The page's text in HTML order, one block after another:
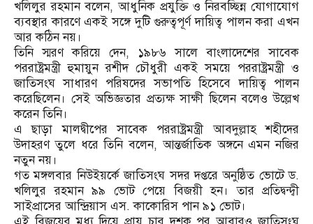
খলিলুর রহমান বলেন, আধুনিক প্রযুক্তি ও নিরবচ্ছিন্ন যোগাযোগ
ব্যবস্থার কারণে একই সঙ্গে দুটি গুরুত্বপূর্ণ দায়িত্ব পালন করা এখন
আর কঠিন নয়।
তিনি স্মরণ করিয়ে দেন, ১৯৮৬ সালে বাংলাদেশের সাবেক
পররাষ্ট্রমন্ত্রী হুমায়ুন রশীদ চৌধুরী একই সময়ে পররাষ্ট্রমন্ত্রী ও
জাতিসংঘ সাধারণ পরিষদের সভাপতি হিসেবে দায়িত্ব পালন
করেছিলেন। সেই অভিজ্ঞতার প্রত্যক্ষ সাক্ষী ছিলেন বলেও উল্লেখ
করেন তিনি।
এ ছাড়া মালদ্বীপের সাবেক পররাষ্ট্রমন্ত্রী আবদুল্লাহ শহীদের
উদাহরণ তুলে ধরে তিনি বলেন, আন্তর্জাতিক অঙ্গনে এমন নজির
নতুন নয়।
গত মঙ্গলবার নিউইয়র্কে জাতিসংঘ সদর দপ্তরে অনুষ্ঠিত ভোটে ড.
খলিলুর রহমান ৯৯ ভোট পেয়ে বিজয়ী হন। তার প্রতিদ্বন্দ্বী
সাইপ্রাসের আন্দ্রিয়াস এস. কাকোরিস পান ৯১ ভোট।